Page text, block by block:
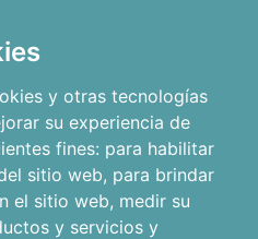
y otras tecnologías
su experiencia de
fines: para habilitar
sitio web, para brindar
el sitio web, medir su
y servicios y